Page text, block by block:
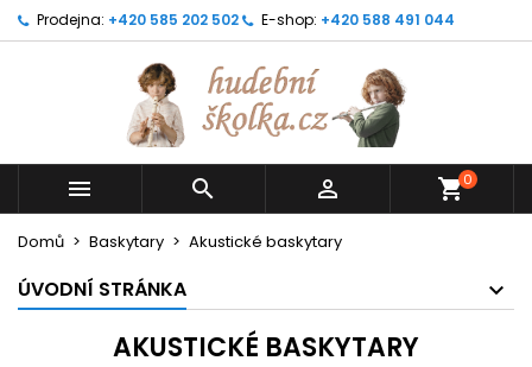
Prodejna: +420 585 202 502 E-shop: +420 588 491 044
   shopping_cart0
Domů Baskytary Akustické baskytary
ÚVODNÍ STRÁNKA
AKUSTICKÉ BASKYTARY